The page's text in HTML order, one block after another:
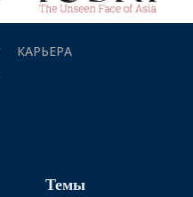
КАРЬЕРА
Темы